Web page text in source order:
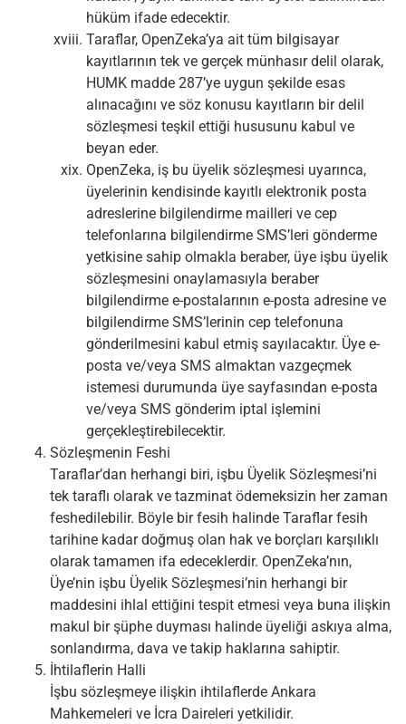
hüküm ifade edecektir.
Taraflar, OpenZeka’ya ait tüm bilgisayar
kayıtlarının tek ve gerçek münhasır delil olarak,
HUMK madde 287’ye uygun şekilde esas
alınacağını ve söz konusu kayıtların bir delil
sözleşmesi teşkil ettiği hususunu kabul ve
beyan eder.
OpenZeka, iş bu üyelik sözleşmesi uyarınca,
üyelerinin kendisinde kayıtlı elektronik posta
adreslerine bilgilendirme mailleri ve cep
telefonlarına bilgilendirme SMS’leri gönderme
yetkisine sahip olmakla beraber, üye işbu üyelik
sözleşmesini onaylamasıyla beraber
bilgilendirme e-postalarının e-posta adresine ve
bilgilendirme SMS’lerinin cep telefonuna
gönderilmesini kabul etmiş sayılacaktır. Üye e-
posta ve/veya SMS almaktan vazgeçmek
istemesi durumunda üye sayfasından e-posta
ve/veya SMS gönderim iptal işlemini
gerçekleştirebilecektir.
Sözleşmenin Feshi
Taraflar’dan herhangi biri, işbu Üyelik Sözleşmesi’ni
tek taraflı olarak ve tazminat ödemeksizin her zaman
feshedilebilir. Böyle bir fesih halinde Taraflar fesih
tarihine kadar doğmuş olan hak ve borçları karşılıklı
olarak tamamen ifa edeceklerdir. OpenZeka’nın,
Üye’nin işbu Üyelik Sözleşmesi’nin herhangi bir
maddesini ihlal ettiğini tespit etmesi veya buna ilişkin
makul bir şüphe duyması halinde üyeliği askıya alma,
sonlandırma, dava ve takip haklarına sahiptir.
İhtilaflerin Halli
İşbu sözleşmeye ilişkin ihtilaflerde Ankara
Mahkemeleri ve İcra Daireleri yetkilidir.